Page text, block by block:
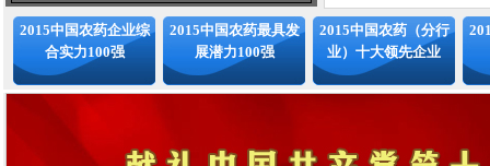
2015中国农药企业综
合实力100强
2015中国农药最具发
展潜力100强
2015中国农药（分行
业）十大领先企业